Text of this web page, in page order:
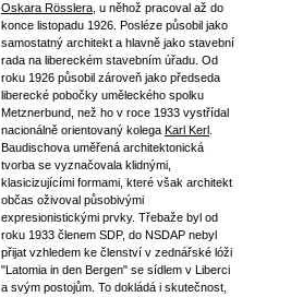
Oskara Rösslera , u něhož pracoval až do
konce listopadu 1926. Posléze působil jako
samostatný architekt a hlavně jako stavební
rada na libereckém stavebním úřadu. Od
roku 1926 působil zároveň jako předseda
liberecké pobočky uměleckého spolku
Metznerbund, než ho v roce 1933 vystřídal
nacionálně orientovaný kolega Karl Kerl
Baudischova uměřená architektonická
tvorba se vyznačovala klidnými,
klasicizujícími formami, které však architekt
občas oživoval působivými
expresionistickými prvky. Třebaže byl od
roku 1933 členem SDP, do NSDAP nebyl
přijat vzhledem ke členství v zednářské lóži
"Latomia in den Bergen" se sídlem v Liberci
a svým postojům. To dokládá i skutečnost,